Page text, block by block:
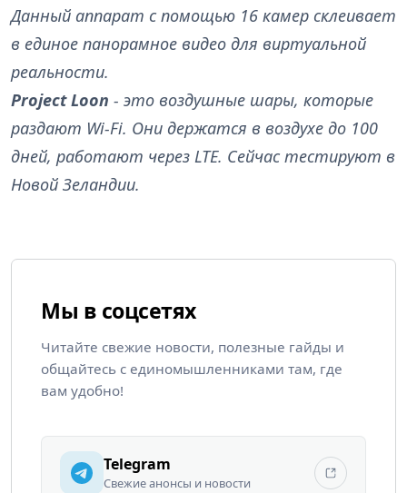
Данный аппарат с помощью 16 камер склеивает
в единое панорамное видео для виртуальной
реальности.
Project Loon - это воздушные шары, которые
раздают Wi-Fi. Они держатся в воздухе до 100
дней, работают через LTE. Сейчас тестируют в
Новой Зеландии.
Мы в соцсетях
Читайте свежие новости, полезные гайды и
общайтесь с единомышленниками там, где
вам удобно!
Telegram
Свежие анонсы и новости